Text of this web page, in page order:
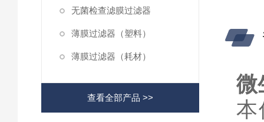
无菌检查滤膜过滤器
薄膜过滤器（塑料）
薄膜过滤器（耗材）
查看全部产品 >>
微
本